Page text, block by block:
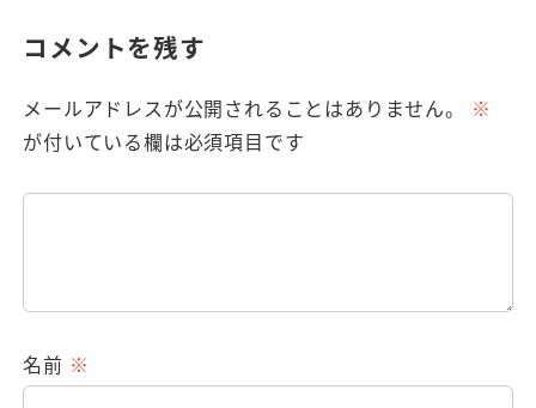
コメントを残す
メールアドレスが公開されることはありません。
※
が付いている欄は必須項目です
名前 ※